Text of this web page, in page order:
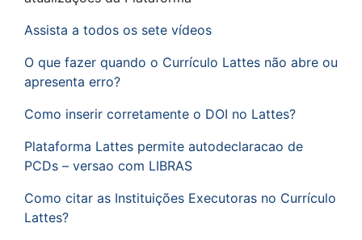
Assista a todos os sete vídeos
O que fazer quando o Currículo Lattes não abre ou
apresenta erro?
Como inserir corretamente o DOI no Lattes?
Plataforma Lattes permite autodeclaracao de
PCDs – versao com LIBRAS
Como citar as Instituições Executoras no Currículo
Lattes?